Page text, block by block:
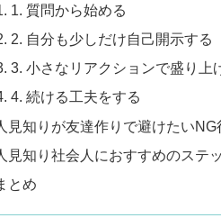
1. 質問から始める
2. 自分も少しだけ自己開示する
3. 小さなリアクションで盛り上
4. 続ける工夫をする
見知りが友達作りで避けたいNG
見知り社会人におすすめのステ
とめ